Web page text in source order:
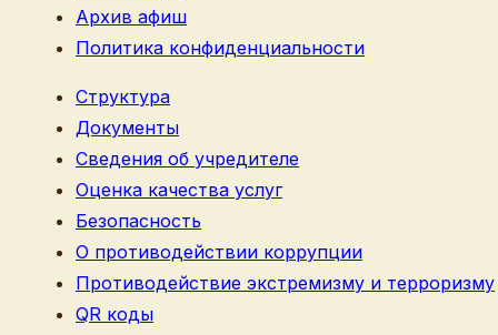
Архив афиш
Политика конфиденциальности
Структура
Документы
Сведения об учредителе
Оценка качества услуг
Безопасность
О противодействии коррупции
Противодействие экстремизму и терроризму
QR коды